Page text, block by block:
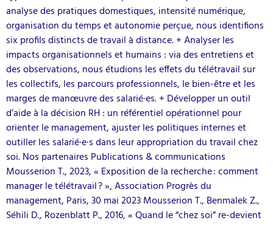
analyse des pratiques domestiques, intensité numérique,
organisation du temps et autonomie perçue, nous identifions
six profils distincts de travail à distance. + Analyser les
impacts organisationnels et humains : via des entretiens et
des observations, nous étudions les effets du télétravail sur
les collectifs, les parcours professionnels, le bien-être et les
marges de manœuvre des salarié·es. + Développer un outil
d’aide à la décision RH : un référentiel opérationnel pour
orienter le management, ajuster les politiques internes et
outiller les salarié·e·s dans leur appropriation du travail chez
soi. Nos partenaires Publications & communications
Mousserion T., 2023, « Exposition de la recherche : comment
manager le télétravail ? », Association Progrès du
management, Paris, 30 mai 2023 Mousserion T., Benmalek Z.,
Séhili D., Rozenblatt P., 2016, « Quand le “chez soi” re-devient